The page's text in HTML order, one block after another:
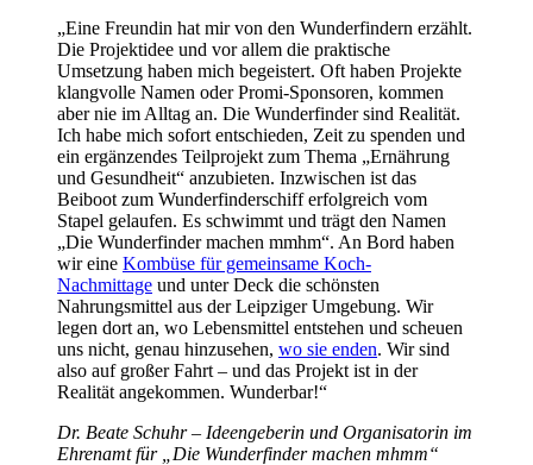
„Eine Freundin hat mir von den Wunderfindern erzählt.
Die Projektidee und vor allem die praktische
Umsetzung haben mich begeistert. Oft haben Projekte
klangvolle Namen oder Promi-Sponsoren, kommen
aber nie im Alltag an. Die Wunderfinder sind Realität.
Ich habe mich sofort entschieden, Zeit zu spenden und
ein ergänzendes Teilprojekt zum Thema „Ernährung
und Gesundheit“ anzubieten. Inzwischen ist das
Beiboot zum Wunderfinderschiff erfolgreich vom
Stapel gelaufen. Es schwimmt und trägt den Namen
„Die Wunderfinder machen mmhm“. An Bord haben
wir eine Kombüse für gemeinsame Koch-
Nachmittage und unter Deck die schönsten
Nahrungsmittel aus der Leipziger Umgebung. Wir
legen dort an, wo Lebensmittel entstehen und scheuen
uns nicht, genau hinzusehen, wo sie enden. Wir sind
also auf großer Fahrt – und das Projekt ist in der
Realität angekommen. Wunderbar!“
Dr. Beate Schuhr – Ideengeberin und Organisatorin im
Ehrenamt für „Die Wunderfinder machen mhmm“